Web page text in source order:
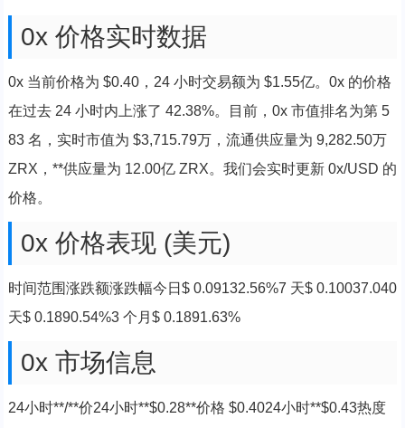
0x 价格实时数据
0x 当前价格为 $0.40，24 小时交易额为 $1.55亿。0x 的价格
在过去 24 小时内上涨了 42.38%。目前，0x 市值排名为第 5
83 名，实时市值为 $3,715.79万，流通供应量为 9,282.50万
ZRX，**供应量为 12.00亿 ZRX。我们会实时更新 0x/USD 的
价格。
0x 价格表现 (美元)
时间范围涨跌额涨跌幅今日$ 0.09132.56%7 天$ 0.10037.040
天$ 0.1890.54%3 个月$ 0.1891.63%
0x 市场信息
24小时**/**价24小时**$0.28**价格 $0.4024小时**$0.43热度